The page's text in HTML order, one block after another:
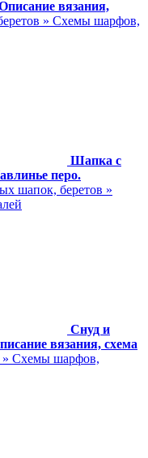
вязания,
» Схемы шарфов,
Шапка с
перо.
шапок, беретов »
Снуд и
вязания, схема
» Схемы шарфов,